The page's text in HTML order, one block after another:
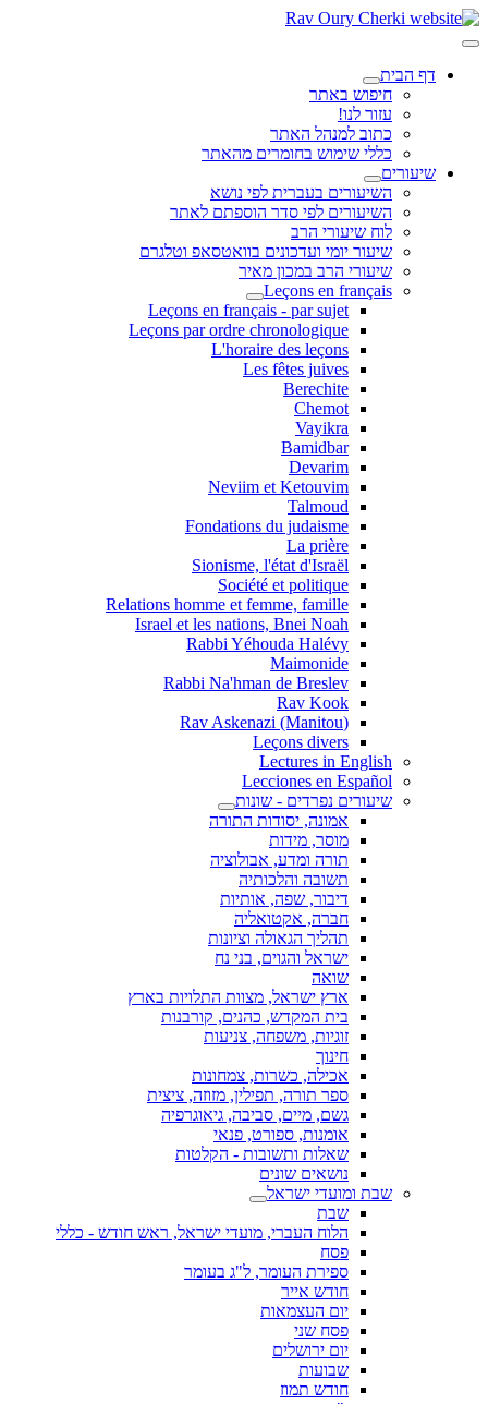
דף הבית
חיפוש באתר
עזור לנו!
כתוב למנהל האתר
כללי שימוש בחומרים מהאתר
שיעורים
השיעורים בעברית לפי נושא
השיעורים לפי סדר הוספתם לאתר
לוח שיעורי הרב
שיעור יומי ועדכונים בוואטסאפ וטלגרם
שיעורי הרב במכון מאיר
Leçons en français
Leçons en français - par sujet
Leçons par ordre chronologique
L'horaire des leçons
Les fêtes juives
Berechite
Chemot
Vayikra
Bamidbar
Devarim
Neviim et Ketouvim
Talmoud
Fondations du judaisme
La prière
Sionisme, l'état d'Israël
Société et politique
Relations homme et femme, famille
Israel et les nations, Bnei Noah
Rabbi Yéhouda Halévy
Maimonide
Rabbi Na'hman de Breslev
Rav Kook
(Rav Askenazi (Manitou
Leçons divers
Lectures in English
Lecciones en Español
שיעורים נפרדים - שונות
אמונה, יסודות התורה
מוסר, מידות
תורה ומדע, אבולוציה
תשובה והלכותיה
דיבור, שפה, אותיות
חברה, אקטואליה
תהליך הגאולה וציונות
ישראל והגוים, בני נח
שואה
ארץ ישראל, מצוות התלויות בארץ
בית המקדש, כהנים, קורבנות
זוגיות, משפחה, צניעות
חינוך
אכילה, כשרות, צמחונות
ספר תורה, תפילין, מזוזה, ציצית
גשם, מיים, סביבה, גיאוגרפיה
אומנות, ספורט, פנאי
שאלות ותשובות - הקלטות
נושאים שונים
שבת ומועדי ישראל
שבת
הלוח העברי, מועדי ישראל, ראש חודש - כללי
פסח
ספירת העומר, ל"ג בעומר
חודש אייר
יום העצמאות
פסח שני
יום ירושלים
שבועות
חודש תמוז